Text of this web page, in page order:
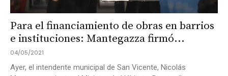
Para el financiamiento de obras en barrios
e instituciones: Mantegazza firmó...
04/05/2021
Ayer, el intendente municipal de San Vicente, Nicolás